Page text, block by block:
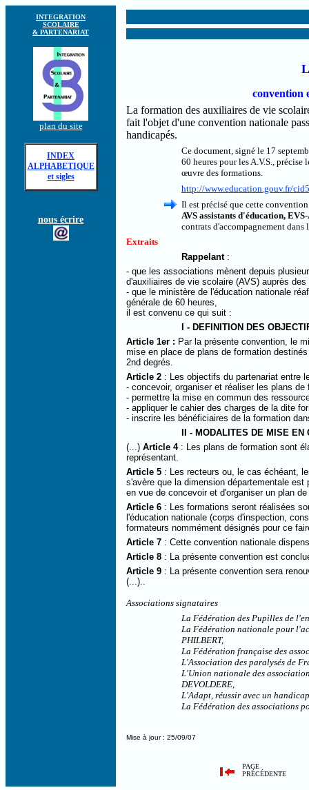
INTEGRATION
SCOLAIRE
& PARTENARIAT
plan du site
INDEX
ALPHABETIQUE
et sigles
nous écrire
convention
La formation des auxiliaires de vie
fait l'objet d'une convention nationale
handicapés.
Ce document, signé le 17
60 heures pour les A.V.S.,
œuvre des formations.
http://www.education.gouv.fr/
Il est précisé que cette
AVS assistants d'éducation,
contrats d'accompagnement dans
Extraits
Rappelant:
- que les associations mènent depuis
d'auxiliaires de vie scolaire (AVS) auprès
- que le ministère de l'éducation nationale
générale de 60 heures,
il est convenu ce qui suit :
I - DEFINITION DES
Article 1er : Par la présente convention, le
mise en place de plans de formation
2nd degrés.
Article 2 : Les objectifs du partenariat entre
- concevoir, organiser et réaliser les plans
- permettre la mise en commun des
- appliquer le cahier des charges de la dite
- inscrire les bénéficiaires de la formation
II - MODALITES DE MISE
(...) Article 4: Les plans de formation sont
représentant.
Article 5 : Les recteurs ou, le cas échéant,
s'avère que la dimension départementale
en vue de concevoir et d'organiser un plan
Article 6 : Les formations seront réalisées
l'éducation nationale (corps d'inspection,
formateurs nommément désignés pour ce
Article 7 : Cette convention nationale
Article 8 : La présente convention est
Article 9 : La présente convention sera
(...)..
Associations signataires
La Fédération des Pupilles de
La Fédération nationale pour
PHILBERT,
La Fédération française des
L'Association des paralysés de
L'Union nationale des
DEVOLDERE,
L'Adapt, réussir avec un
La Fédération des associations
Mise à jour : 25/09/07
PAGE
PRÉCÉDENTE